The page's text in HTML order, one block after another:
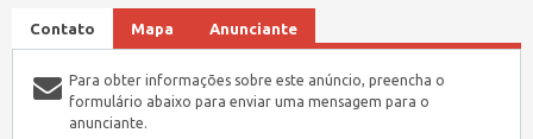
Contato Mapa Anunciante
Para obter informações sobre este anúncio, preencha o
formulário abaixo para enviar uma mensagem para o
anunciante.